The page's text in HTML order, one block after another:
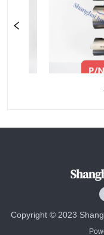
Copyright © 2023